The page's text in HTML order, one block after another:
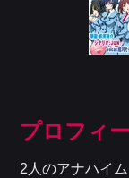
プロフィ
2人のアナハイ